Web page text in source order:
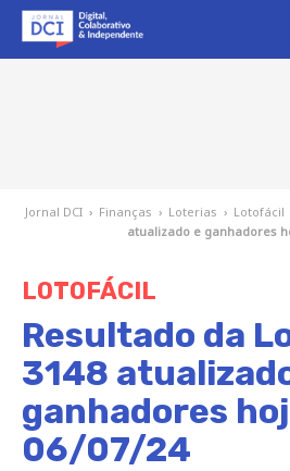
Jornal DCI › Finanças › Loterias › Lotofácil
atualizado e ganhadores
LOTOFÁCIL
Resultado da
3148
ganhadores
06/07/24